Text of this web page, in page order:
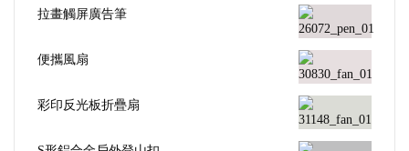
拉畫觸屏廣告筆
便攜風扇
彩印反光板折疊扇